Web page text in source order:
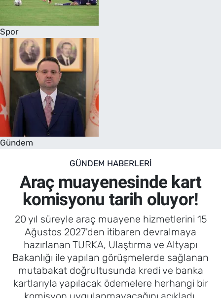
Spor
Gündem
GÜNDEM HABERLERI
Araç muayenesinde kart
komisyonu tarih oluyor!
20 yıl süreyle araç muayene hizmetlerini 15
Ağustos 2027'den itibaren devralmaya
hazırlanan TURKA, Ulaştırma ve Altyapı
Bakanlığı ile yapılan görüşmelerde sağlanan
mutabakat doğrultusunda kredi ve banka
kartlarıyla yapılacak ödemelere herhangi bir